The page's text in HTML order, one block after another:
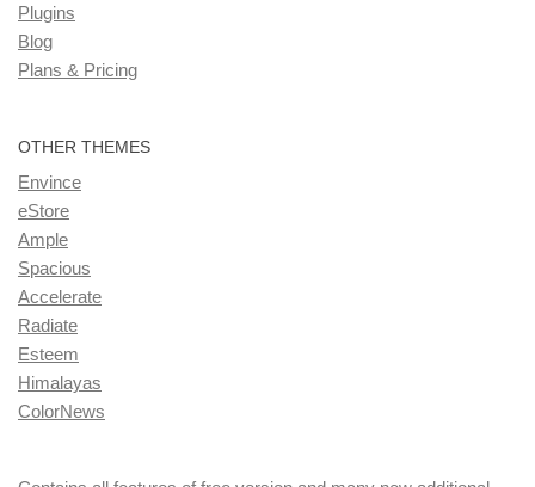
Plugins
Blog
Plans & Pricing
OTHER THEMES
Envince
eStore
Ample
Spacious
Accelerate
Radiate
Esteem
Himalayas
ColorNews